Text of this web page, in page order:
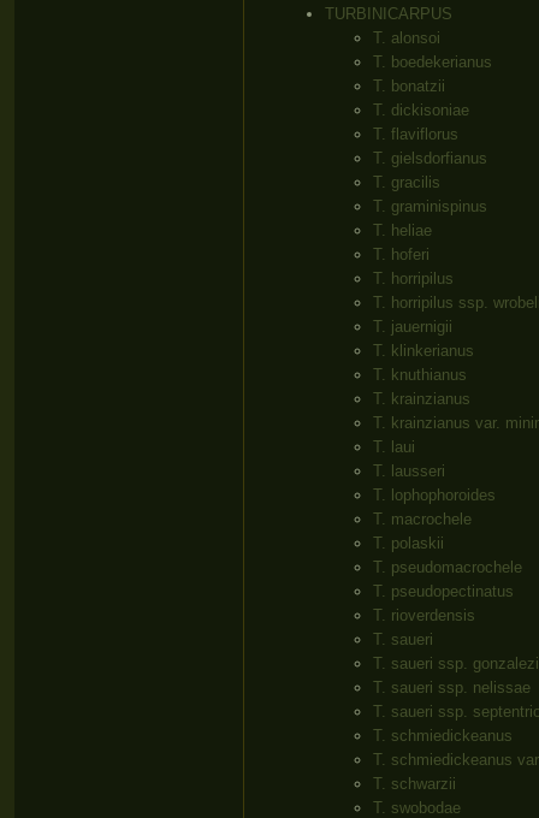
TURBINICARPUS
T. alonsoi
T. boedekerianus
T. bonatzii
T. dickisoniae
T. flaviflorus
T. gielsdorfianus
T. gracilis
T. graminispinus
T. heliae
T. hoferi
T. horripilus
T. horripilus ssp.
T. jauernigii
T. klinkerianus
T. knuthianus
T. krainzianus
T. krainzianus var.
T. laui
T. lausseri
T. lophophoroides
T. macrochele
T. polaskii
T. pseudomacrochele
T. pseudopectinatus
T. rioverdensis
T. saueri
T. saueri ssp.
T. saueri ssp. nelissae
T. saueri ssp.
T. schmiedickeanus
T. schmiedickeanus
T. schwarzii
T. swobodae